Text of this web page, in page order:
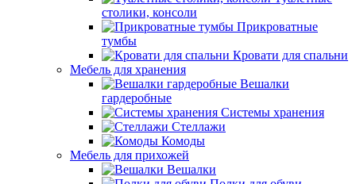
столики, консоли
Прикроватные
тумбы
Кровати для спальни
Мебель для хранения
Вешалки
гардеробные
Системы хранения
Стеллажи
Комоды
Мебель для прихожей
Вешалки